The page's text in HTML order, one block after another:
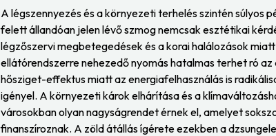
A légszennyezés és a környezeti terhelés szintén
felett állandóan jelen lévő szmog nemcsak esztétikai
légzőszervi megbetegedések és a korai halálozások
ellátórendszerre nehezedő nyomás hatalmas terhet ró
hősziget-effektus miatt az energiafelhasználás is
igényel. A környezeti károk elhárítása és a
városokban olyan nagyságrendet érnek el, amelyet
finanszíroznak. A zöld átállás ígérete ezekben a